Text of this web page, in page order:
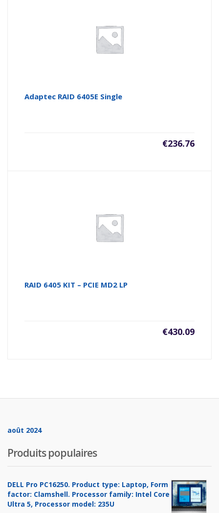
Adaptec RAID 6405E Single
€236.76
RAID 6405 KIT – PCIE MD2 LP
€430.09
août 2024
Produits populaires
DELL Pro PC16250. Product type: Laptop, Form
factor: Clamshell. Processor family: Intel Core
Ultra 5, Processor model: 235U